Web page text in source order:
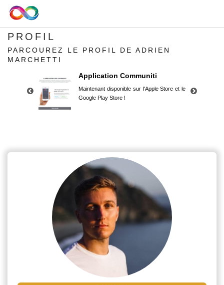
PROFIL
PARCOUREZ LE PROFIL DE ADRIEN
MARCHETTI
Application Communiti
Maintenant disponible sur l'Apple Store et le
Google Play Store !
Google Play Store !